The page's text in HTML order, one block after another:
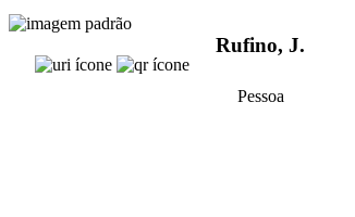
Rufino, J.
Pessoa